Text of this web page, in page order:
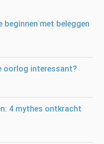
beginnen met beleggen
oorlog interessant?
4 mythes ontkracht